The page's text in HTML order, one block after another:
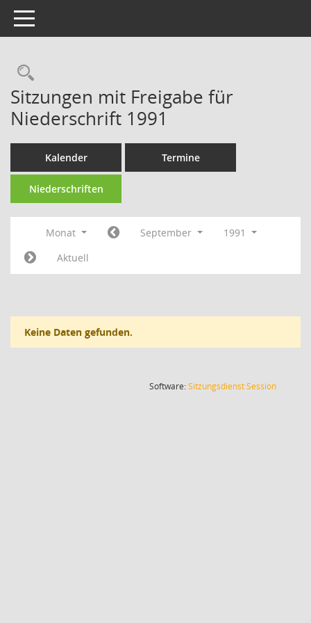
Toggle navigation
Rechercheauswahl
Sitzungen mit Freigabe für
Niederschrift 1991
Kalender Termine
Niederschriften
Monat September
1991
Aktuell
Keine Daten gefunden.
Software:SitzungsdienstSession(Wird in